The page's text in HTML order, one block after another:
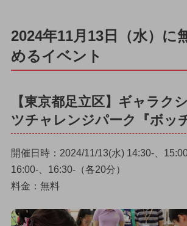
2024年11月13日（水）に
めるイベント
【東京都足立区】ギャラク
ツチャレンジパーク『ボッ
開催日時：2024/11/13(水) 14:30-、
16:00-、16:30-（各20分）
料金：無料